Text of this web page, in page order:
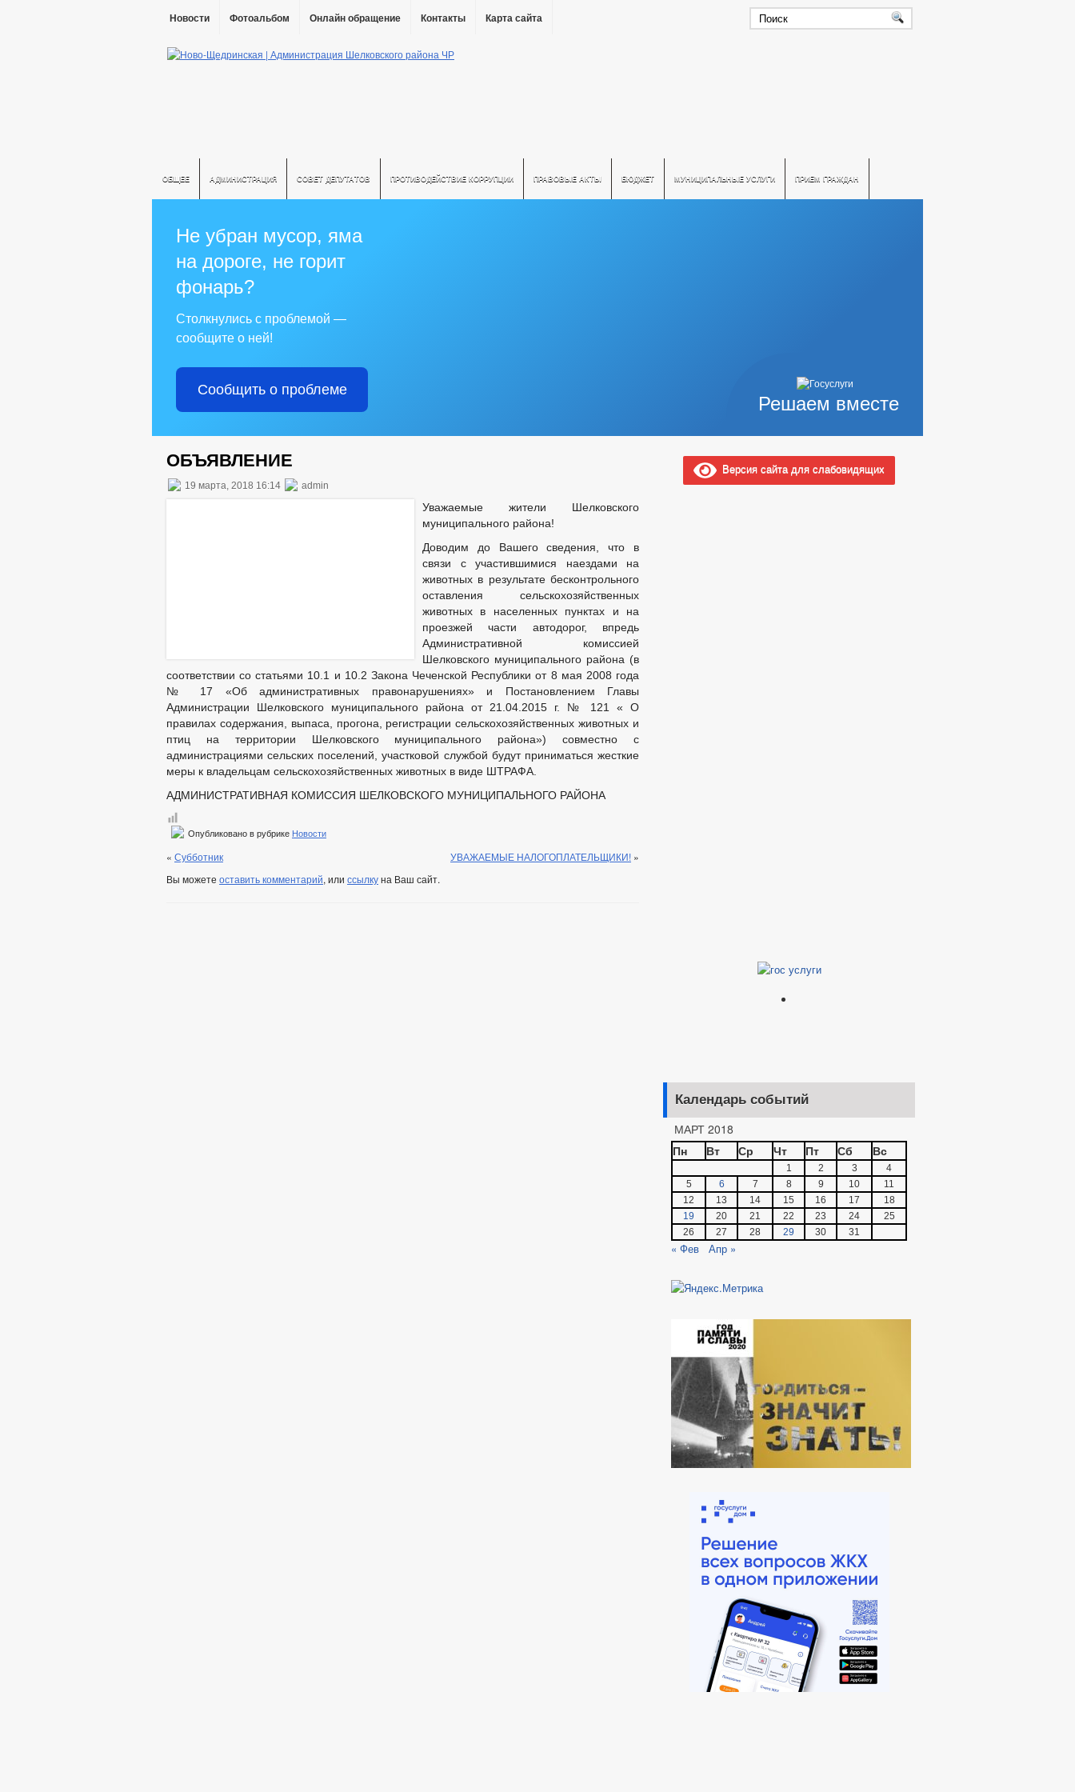
Новости Фотоальбом Онлайн обращение Контакты Карта сайта
ОБЩЕЕ АДМИНИСТРАЦИЯ СОВЕТ ДЕПУТАТОВ ПРОТИВОДЕЙСТВИЕ КОРРУПЦИИ ПРАВОВЫЕ АКТЫ БЮДЖЕТ МУНИЦИПАЛЬНЫЕ УСЛУГИ ПРИЕМ ГРАЖДАН
Решаем вместе
Не убран мусор, яма
на дороге, не горит
фонарь?
Столкнулись с проблемой —
сообщите о ней!
Сообщить о проблеме
ОБЪЯВЛЕНИЕ
19 марта, 2018 16:14 admin
Уважаемые жители Шелковского
муниципального района!
Доводим до Вашего сведения, что в
связи с участившимися наездами на
животных в результате бесконтрольного
оставления сельскохозяйственных
животных в населенных пунктах и на
проезжей части автодорог, впредь
Административной комиссией
Шелковского муниципального района (в
соответствии со статьями 10.1 и 10.2 Закона Чеченской Республики от 8 мая 2008 года
№ 17 «Об административных правонарушениях» и Постановлением Главы
Администрации Шелковского муниципального района от 21.04.2015 г. № 121 « О
правилах содержания, выпаса, прогона, регистрации сельскохозяйственных животных и
птиц на территории Шелковского муниципального района») совместно с
администрациями сельских поселений, участковой службой будут приниматься жесткие
меры к владельцам сельскохозяйственных животных в виде ШТРАФА.
АДМИНИСТРАТИВНАЯ КОМИССИЯ ШЕЛКОВСКОГО МУНИЦИПАЛЬНОГО РАЙОНА
Опубликовано в рубрике Новости
« Субботник УВАЖАЕМЫЕ НАЛОГОПЛАТЕЛЬЩИКИ! »
Вы можете оставить комментарий, или ссылкуна Ваш сайт.
Версия сайта для слабовидящих
Календарь событий
МАРТ 2018
Пн
Вт Ср Чт Пт Сб Вс
1 2 3
4
5
6 7 8 9 10
11
12
13 14 15 16 17
18
19
20 21 22 23 24
25
26
27 28 29 30 31
« Фев Апр »